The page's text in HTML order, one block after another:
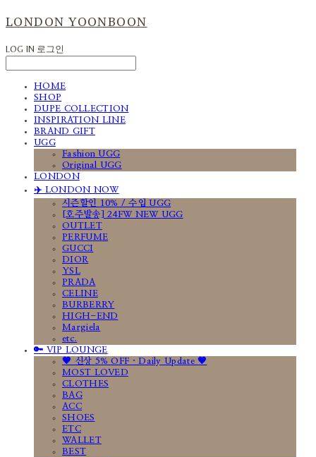
LONDON YOONBOON
LOG IN 로그인
HOME
SHOP
DUPE COLLECTION
INSPIRATION LINE
BRAND GIFT
UGG
Fashion UGG
Original UGG
LONDON
✈️ LONDON NOW
시즌할인 10% / 수입 UGG
[호주발송] 24FW NEW UGG
OUTLET
PERFUME
GUCCI
DIOR
YSL
PRADA
CELINE
BURBERRY
HIGH-END
Margiela
etc.
🔑 VIP LOUNGE
🤎 신상 5% OFF · Daily Update 🤎
MOST LOVED
CLOTHES
BAG
ACC
SHOES
ETC
WALLET
BEST